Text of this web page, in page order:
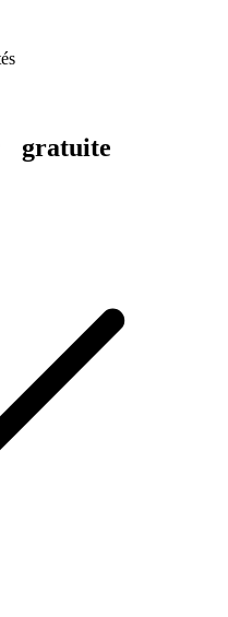
gratuite